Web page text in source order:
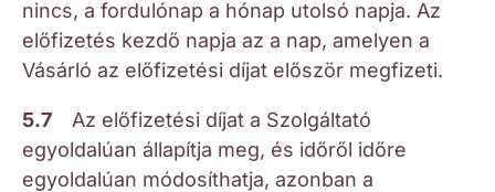
nincs, a fordulónap a hónap utolsó napja. Az
előfizetés kezdő napja az a nap, amelyen a
Vásárló az előfizetési díjat először megfizeti.
5.7 Az előfizetési díjat a Szolgáltató
egyoldalúan állapítja meg, és időről időre
egyoldalúan módosíthatja, azonban a